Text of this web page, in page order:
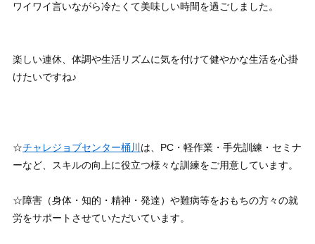
ワイワイ言いながら冷たくて美味しい時間を過ごしました。
楽しい連休、体調や生活リズムに気を付けて健やかな生活を心掛
けたいですね♪
☆チャレジョブセンター桶川 は、PC・軽作業・手先訓練・セミナ
ーなど、スキルの向上に役立つ様々な訓練をご用意しています。
☆障害（身体・知的・精神・発達）や難病等をおもちの方々の就
労をサポートさせていただいています。